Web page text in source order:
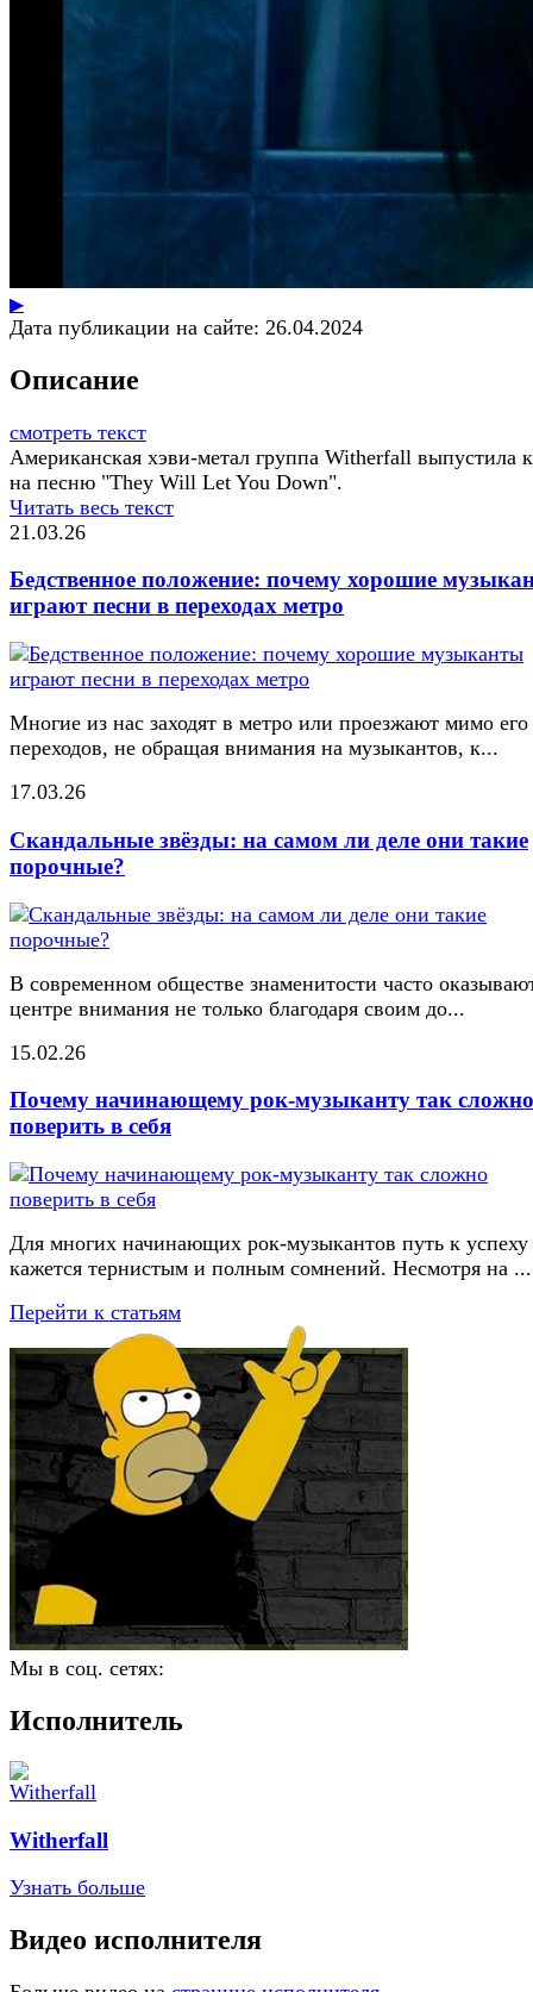
▶
Дата публикации на сайте: 26.04.2024
Описание
смотреть текст
Американская хэви-метал группа Witherfall выпустила
на песню "They Will Let You Down".
Читать весь текст
21.03.26
Бедственное положение: почему хорошие
играют песни в переходах метро
Многие из нас заходят в метро или проезжают мимо его
переходов, не обращая внимания на музыкантов, к...
17.03.26
Скандальные звёзды: на самом ли деле они такие
порочные?
В современном обществе знаменитости часто
центре внимания не только благодаря своим до...
15.02.26
Почему начинающему рок-музыканту так сложно
поверить в себя
Для многих начинающих рок-музыкантов путь к успеху
кажется тернистым и полным сомнений. Несмотря на ...
Перейти к статьям
Мы в соц. сетях:
Исполнитель
Witherfall
Узнать больше
Видео исполнителя